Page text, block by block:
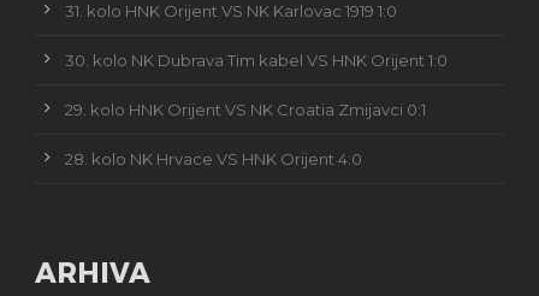
31. kolo HNK Orijent VS NK Karlovac 1919 1:0
30. kolo NK Dubrava Tim kabel VS HNK Orijent 1:0
29. kolo HNK Orijent VS NK Croatia Zmijavci 0:1
28. kolo NK Hrvace VS HNK Orijent 4:0
ARHIVA